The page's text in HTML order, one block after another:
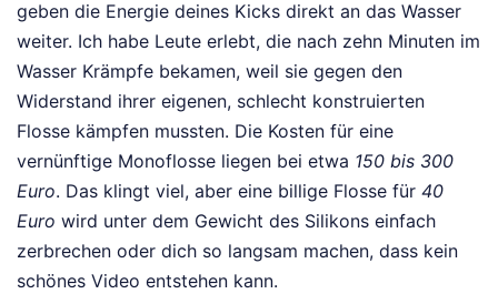
geben die Energie deines Kicks direkt an das Wasser
weiter. Ich habe Leute erlebt, die nach zehn Minuten im
Wasser Krämpfe bekamen, weil sie gegen den
Widerstand ihrer eigenen, schlecht konstruierten
Flosse kämpfen mussten. Die Kosten für eine
vernünftige Monoflosse liegen bei etwa 150 bis 300
Euro. Das klingt viel, aber eine billige Flosse für 40
Euro wird unter dem Gewicht des Silikons einfach
zerbrechen oder dich so langsam machen, dass kein
schönes Video entstehen kann.